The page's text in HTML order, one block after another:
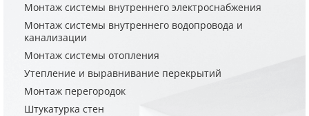
Монтаж системы внутреннего электроснабжения
Монтаж системы внутреннего водопровода и
канализации
Монтаж системы отопления
Утепление и выравнивание перекрытий
Монтаж перегородок
Штукатурка стен